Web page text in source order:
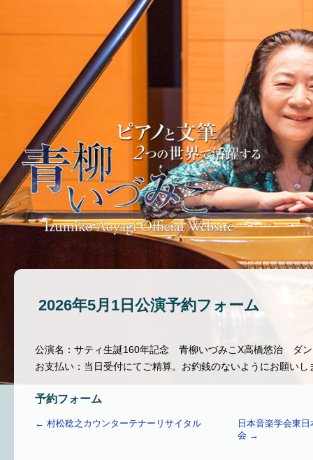
2026年5月1日公演予約フォーム
公演名：サティ生誕160年記念 青柳いづみこX高橋悠治 ダン
お支払い：当日受付にてご精算。お釣銭のないようにお願いし
予約フォーム
← 村松稔之カウンターテナーリサイタル
日本音楽学会東
会 →